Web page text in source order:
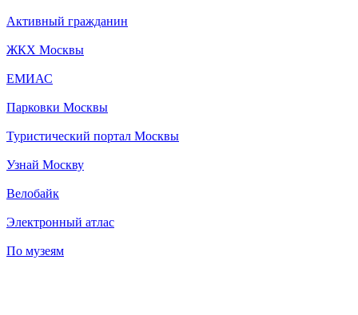
Активный гражданин
ЖКХ Москвы
ЕМИАС
Парковки Москвы
Туристический портал Москвы
Узнай Москву
Велобайк
Электронный атлас
По музеям